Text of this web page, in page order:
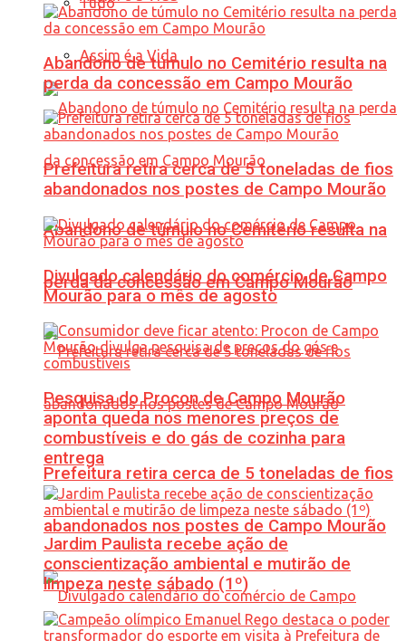
Assim é a Vida
Abandono de túmulo no Cemitério resulta na
perda da concessão em Campo Mourão
Prefeitura retira cerca de 5 toneladas de fios
abandonados nos postes de Campo Mourão
Abandono de túmulo no Cemitério resulta na
perda da concessão em Campo Mourão
Prefeitura retira cerca de 5 toneladas de fios
abandonados nos postes de Campo Mourão
Divulgado calendário do comércio de Campo
Mourão para o mês de agosto
Pesquisa do Procon de Campo Mourão
aponta queda nos menores preços de
combustíveis e do gás de cozinha para
entrega
Jardim Paulista recebe ação de
conscientização ambiental e mutirão de
limpeza neste sábado (1º)